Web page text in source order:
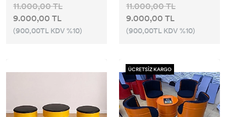
11.000,00 TL
9.000,00 TL
(900,00TL KDV %10)
11.000,00 TL
9.000,00 TL
(900,00TL KDV %10)
ÜCRETSİZ KARGO